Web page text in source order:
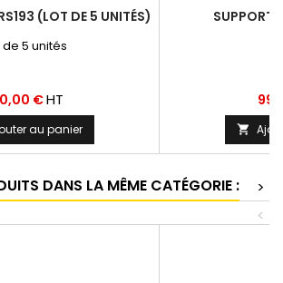
(LOT DE 5 UNITÉS)
de 5 unités
€HT
au panier
SUPPORT
Prix

DANS LA MÊME CATÉGORIE :
>
<